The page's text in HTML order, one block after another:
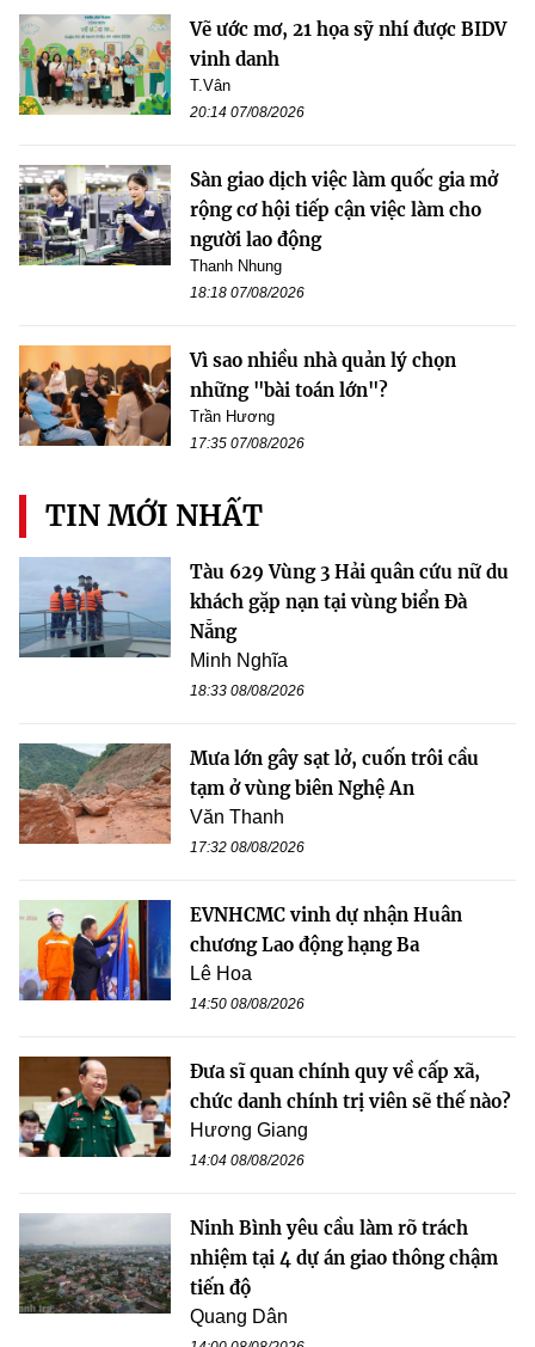
Vẽ ước mơ, 21 họa sỹ nhí được BIDV
vinh danh
T.Vân
20:14 07/08/2026
Sàn giao dịch việc làm quốc gia mở
rộng cơ hội tiếp cận việc làm cho
người lao động
Thanh Nhung
18:18 07/08/2026
Vì sao nhiều nhà quản lý chọn
những "bài toán lớn"?
Trần Hương
17:35 07/08/2026
TIN MỚI NHẤT
Tàu 629 Vùng 3 Hải quân cứu nữ du
khách gặp nạn tại vùng biển Đà
Nẵng
Minh Nghĩa
18:33 08/08/2026
Mưa lớn gây sạt lở, cuốn trôi cầu
tạm ở vùng biên Nghệ An
Văn Thanh
17:32 08/08/2026
EVNHCMC vinh dự nhận Huân
chương Lao động hạng Ba
Lê Hoa
14:50 08/08/2026
Đưa sĩ quan chính quy về cấp xã,
chức danh chính trị viên sẽ thế nào?
Hương Giang
14:04 08/08/2026
Ninh Bình yêu cầu làm rõ trách
nhiệm tại 4 dự án giao thông chậm
tiến độ
Quang Dân